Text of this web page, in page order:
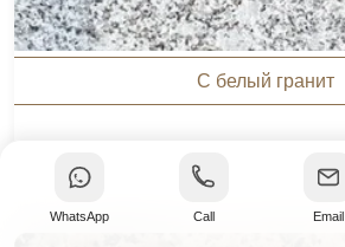
С белый гранит
WhatsApp Call Email